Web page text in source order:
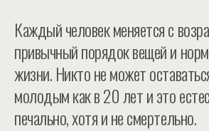
Каждый человек меняется с
привычный порядок вещей и
жизни. Никто не может
молодым как в 20 лет и это
печально, хотя и не смертельно.